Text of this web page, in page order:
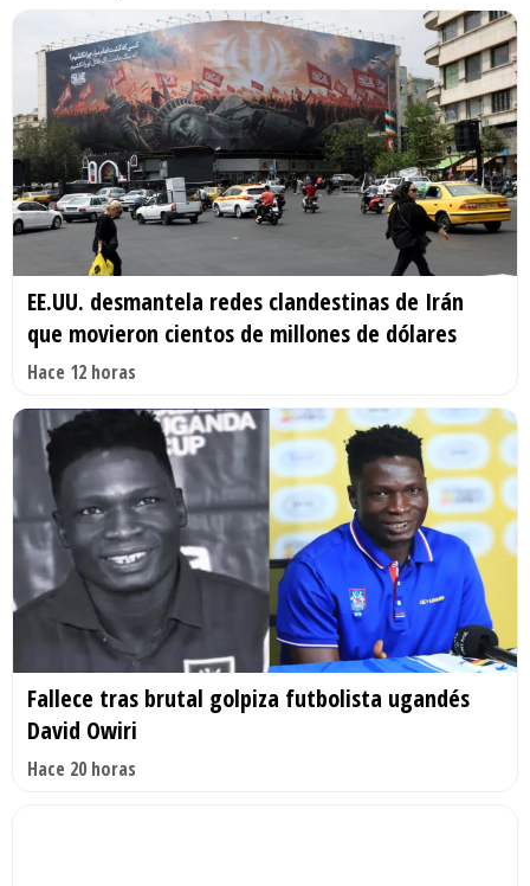
EE.UU. desmantela redes clandestinas de Irán
que movieron cientos de millones de dólares
Hace 12 horas
Fallece tras brutal golpiza futbolista ugandés
David Owiri
Hace 20 horas